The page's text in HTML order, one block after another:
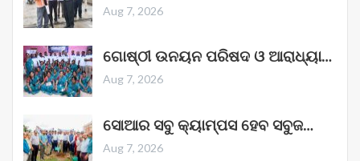
Aug 7, 2026
ଗୋଷ୍ଠୀ ଉନୟନ ପରିଷଦ ଓ ଆରାଧ୍ୟା…
Aug 7, 2026
ସୋଆର ସବୁ କ୍ୟାମ୍ପସ ହେବ ସବୁଜ…
Aug 7, 2026